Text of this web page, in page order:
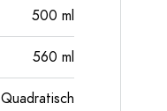
500 ml
560 ml
Quadratisch